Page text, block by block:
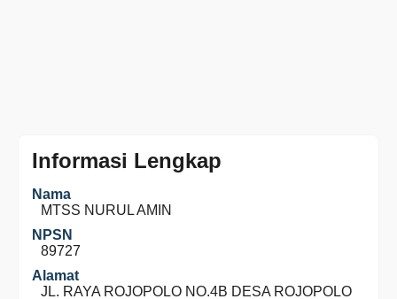
Informasi Lengkap
Nama
MTSS NURUL AMIN
NPSN
89727
Alamat
JL. RAYA ROJOPOLO NO.4B DESA ROJOPOLO